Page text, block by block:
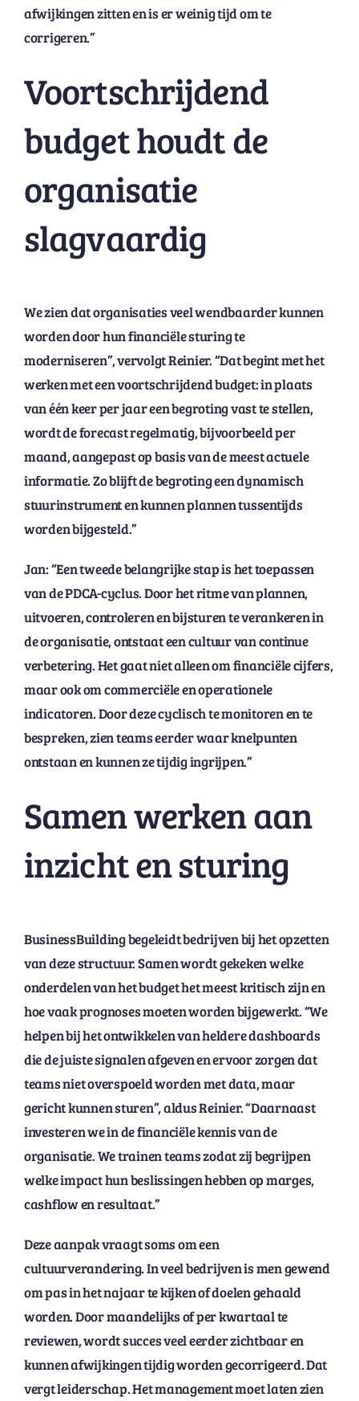
afwijkingen zitten en is er weinig tijd om te
corrigeren.”
Voortschrijdend
budget houdt de
organisatie
slagvaardig
We zien dat organisaties veel wendbaarder kunnen
worden door hun financiële sturing te
moderniseren”, vervolgt Reinier. “Dat begint met het
werken met een voortschrijdend budget: in plaats
van één keer per jaar een begroting vast te stellen,
wordt de forecast regelmatig, bijvoorbeeld per
maand, aangepast op basis van de meest actuele
informatie. Zo blijft de begroting een dynamisch
stuurinstrument en kunnen plannen tussentijds
worden bijgesteld.”
Jan: “Een tweede belangrijke stap is het toepassen
van de PDCA-cyclus. Door het ritme van plannen,
uitvoeren, controleren en bijsturen te verankeren in
de organisatie, ontstaat een cultuur van continue
verbetering. Het gaat niet alleen om financiële cijfers,
maar ook om commerciële en operationele
indicatoren. Door deze cyclisch te monitoren en te
bespreken, zien teams eerder waar knelpunten
ontstaan en kunnen ze tijdig ingrijpen.”
Samen werken aan
inzicht en sturing
BusinessBuilding begeleidt bedrijven bij het opzetten
van deze structuur. Samen wordt gekeken welke
onderdelen van het budget het meest kritisch zijn en
hoe vaak prognoses moeten worden bijgewerkt. “We
helpen bij het ontwikkelen van heldere dashboards
die de juiste signalen afgeven en ervoor zorgen dat
teams niet overspoeld worden met data, maar
gericht kunnen sturen”, aldus Reinier. “Daarnaast
investeren we in de financiële kennis van de
organisatie. We trainen teams zodat zij begrijpen
welke impact hun beslissingen hebben op marges,
cashflow en resultaat.”
Deze aanpak vraagt soms om een
cultuurverandering. In veel bedrijven is men gewend
om pas in het najaar te kijken of doelen gehaald
worden. Door maandelijks of per kwartaal te
reviewen, wordt succes veel eerder zichtbaar en
kunnen afwijkingen tijdig worden gecorrigeerd. Dat
vergt leiderschap. Het management moet laten zien